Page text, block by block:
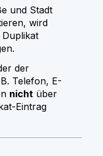
und Stadt
wird
Duplikat
der
Telefon, E-
nicht über
Eintrag